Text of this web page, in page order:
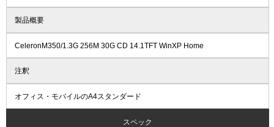
製品概要
CeleronM350/1.3G 256M 30G CD 14.1TFT WinXP Home
注釈
オフィス・モバイルのA4スタンダード
スペック